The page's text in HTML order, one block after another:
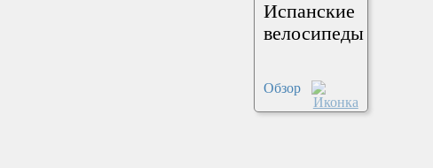
Испанские
велосипеды
Обзор